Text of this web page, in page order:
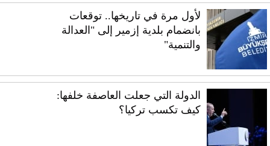
لأول مرة في تاريخها.. توقعات
بانضمام بلدية إزمير إلى "العدالة
والتنمية"
الدولة التي جعلت العاصفة خلفها:
كيف تكسب تركيا؟